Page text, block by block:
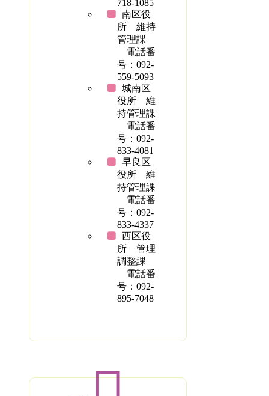
718-1085
南区役
所 維持
管理課
電話番
号：092-
559-5093
城南区
役所 維
持管理課
電話番
号：092-
833-4081
早良区
役所 維
持管理課
電話番
号：092-
833-4337
西区役
所 管理
調整課
電話番
号：092-
895-7048